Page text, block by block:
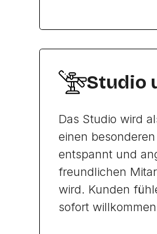
Studio
Das Studio wird
einen
entspannt und
freundlichen
wird. Kunden
sofort